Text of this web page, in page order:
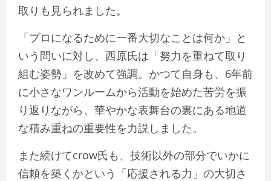
取りも見られました。
「プロになるために一番大切なことは何か」と
いう問いに対し、西原氏は「努力を重ねて取り
組む姿勢」を改めて強調。かつて自身も、6年前
に小さなワンルームから活動を始めた苦労を振
り返りながら、華やかな表舞台の裏にある地道
な積み重ねの重要性を力説しました。
また続けてcrow氏も、技術以外の部分でいかに
信頼を築くかという「応援される力」の大切さ